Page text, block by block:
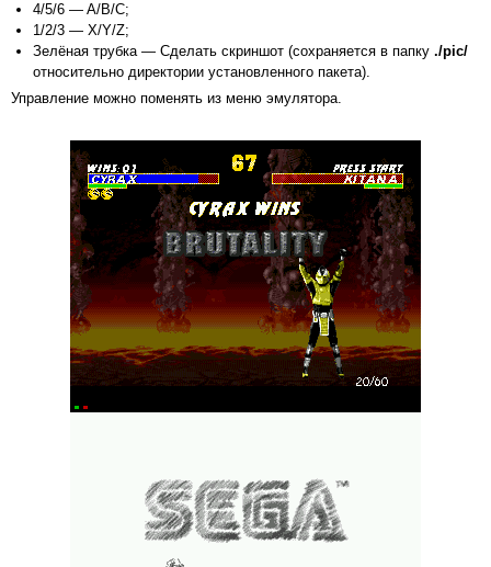
4/5/6 — A/B/C;
1/2/3 — X/Y/Z;
Зелёная трубка — Сделать скриншот (сохраняется в папку ./pic/
относительно директории установленного пакета).
Управление можно поменять из меню эмулятора.